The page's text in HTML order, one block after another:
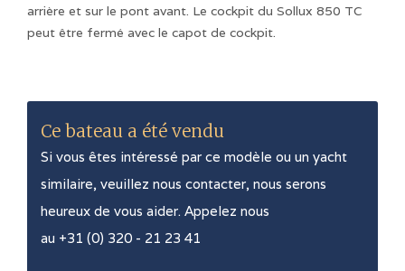
arrière et sur le pont avant. Le cockpit du Sollux 850 TC
peut être fermé avec le capot de cockpit.
Ce bateau a été vendu
Si vous êtes intéressé par ce modèle ou un yacht
similaire, veuillez nous contacter, nous serons
heureux de vous aider. Appelez nous
au +31 (0) 320 - 21 23 41